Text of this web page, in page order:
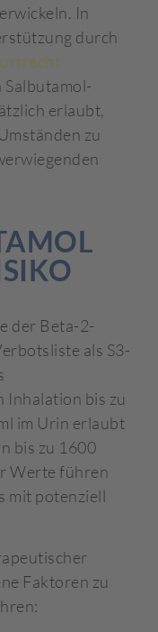
In
durch
erlaubt,
zu
der Beta-2-
als S3-
Inhalation bis zu
im Urin erlaubt
bis zu 1600
Werte führen
mit potenziell
Faktoren zu